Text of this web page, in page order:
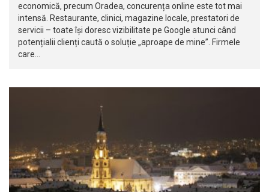
economică, precum Oradea, concurența online este tot mai
intensă. Restaurante, clinici, magazine locale, prestatori de
servicii – toate își doresc vizibilitate pe Google atunci când
potențialii clienți caută o soluție „aproape de mine”. Firmele
care…